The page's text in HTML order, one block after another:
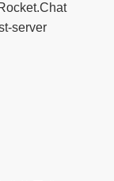
server